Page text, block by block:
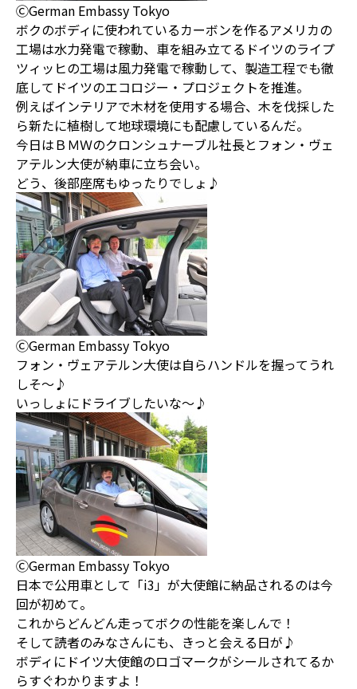
ⒸGerman Embassy Tokyo
ボクのボディに使われているカーボンを作るアメリカの
工場は水力発電で稼動、車を組み立てるドイツのライプ
ツィッヒの工場は風力発電で稼動して、製造工程でも徹
底してドイツのエコロジー・プロジェクトを推進。
例えばインテリアで木材を使用する場合、木を伐採した
ら新たに植樹して地球環境にも配慮しているんだ。
今日はＢＭＷのクロンシュナーブル社長とフォン・ヴェ
アテルン大使が納車に立ち会い。
どう、後部座席もゆったりでしょ♪
ⒸGerman Embassy Tokyo
フォン・ヴェアテルン大使は自らハンドルを握ってうれ
しそ～♪
いっしょにドライブしたいな～♪
ⒸGerman Embassy Tokyo
日本で公用車として「i3」が大使館に納品されるのは今
回が初めて。
これからどんどん走ってボクの性能を楽しんで！
そして読者のみなさんにも、きっと会える日が♪
ボディにドイツ大使館のロゴマークがシールされてるか
らすぐわかりますよ！